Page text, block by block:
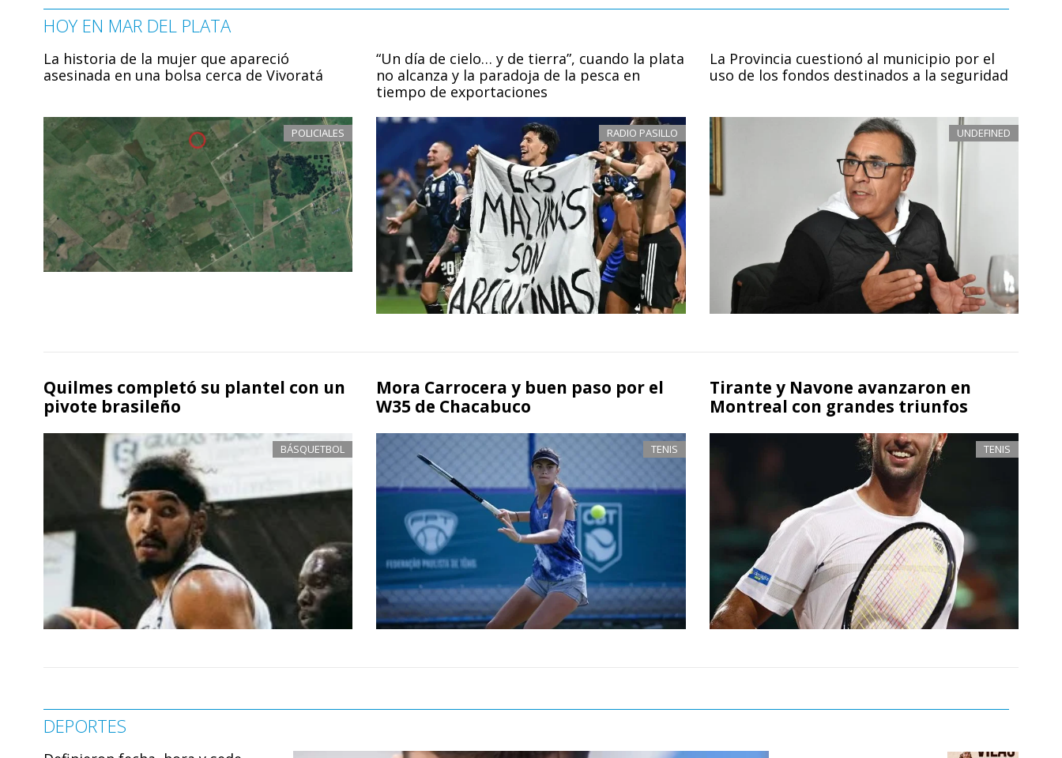
HOY EN MAR DEL PLATA
La historia de la mujer que apareció
asesinada en una bolsa cerca de Vivoratá
POLICIALES
“Un día de cielo… y de tierra”, cuando la plata
no alcanza y la paradoja de la pesca en
tiempo de exportaciones
RADIO PASILLO
La Provincia cuestionó al municipio por el
uso de los fondos destinados a la seguridad
UNDEFINED
Quilmes completó su plantel con un
pivote brasileño
BÁSQUETBOL
Mora Carrocera y buen paso por el
W35 de Chacabuco
TENIS
Tirante y Navone avanzaron en
Montreal con grandes triunfos
TENIS
DEPORTES